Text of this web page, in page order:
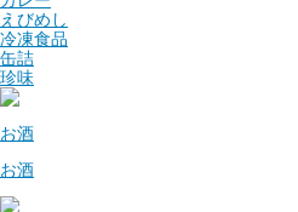
えびめし
冷凍食品
缶詰
珍味
お酒
お酒